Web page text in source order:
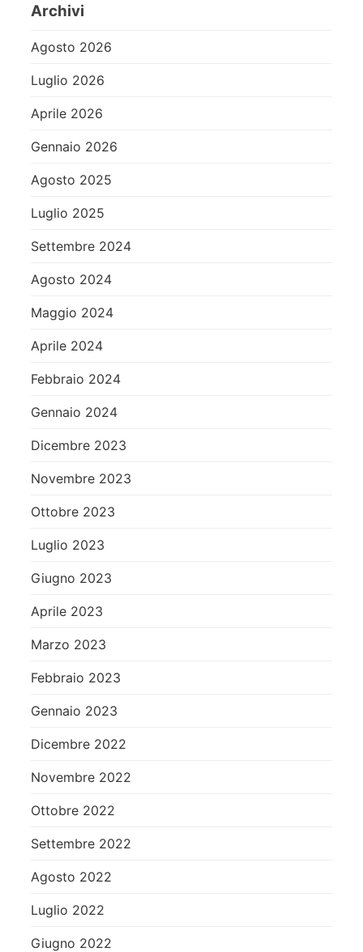
Archivi
Agosto 2026
Luglio 2026
Aprile 2026
Gennaio 2026
Agosto 2025
Luglio 2025
Settembre 2024
Agosto 2024
Maggio 2024
Aprile 2024
Febbraio 2024
Gennaio 2024
Dicembre 2023
Novembre 2023
Ottobre 2023
Luglio 2023
Giugno 2023
Aprile 2023
Marzo 2023
Febbraio 2023
Gennaio 2023
Dicembre 2022
Novembre 2022
Ottobre 2022
Settembre 2022
Agosto 2022
Luglio 2022
Giugno 2022